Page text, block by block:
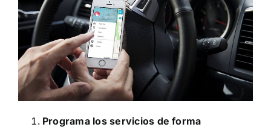
Programa los servicios de forma